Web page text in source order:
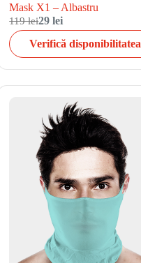
Mask X1 – Albastru
119 lei29 lei
Verifică disponibilitatea